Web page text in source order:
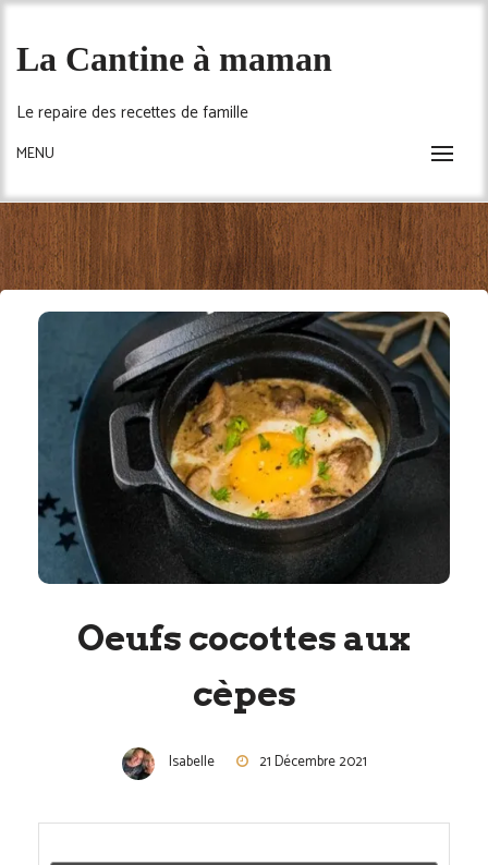
Skip
content
La Cantine à maman
Le repaire des recettes de famille
MENU
Oeufs cocottes aux
cèpes
Isabelle 21 Décembre 2021